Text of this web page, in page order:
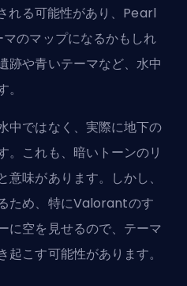
れる可能性があり、Pearl
のマップになるかもしれ
跡や青いテーマなど、水中
中ではなく、実際に地下の
。これも、暗いトーンのリ
味があります。しかし、
ため、特にValorantのす
に空を見せるので、テーマ
こす可能性があります。